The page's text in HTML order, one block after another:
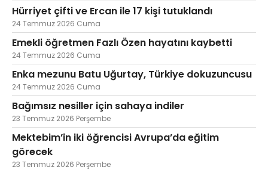
Hürriyet çifti ve Ercan ile 17 kişi tutuklandı
24 Temmuz 2026 Cuma
Emekli öğretmen Fazlı Özen hayatını kaybetti
24 Temmuz 2026 Cuma
Enka mezunu Batu Uğurtay, Türkiye dokuzuncusu
24 Temmuz 2026 Cuma
Bağımsız nesiller için sahaya indiler
23 Temmuz 2026 Perşembe
Mektebim’in iki öğrencisi Avrupa’da eğitim
görecek
23 Temmuz 2026 Perşembe